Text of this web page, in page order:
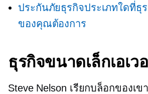
ประกันภัยธุรกิจประเภทใดที่ธุ
ของคุณต้องการ
ธุรกิจขนาดเล็กเอเว
Steve Nelson เรียกบล็อกของเข